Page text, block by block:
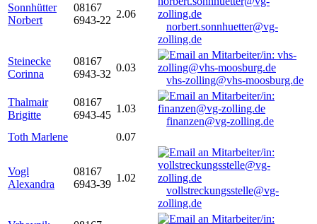
Sonnhütter
Norbert
08167
6943-22
2.06
norbert.sonnhuetter@vg-
zolling.de
Steinecke
Corinna
08167
6943-32
0.03
vhs-zolling@vhs-moosburg.de
Thalmair
Brigitte
08167
6943-45
1.03
finanzen@vg-zolling.de
Toth Marlene
0.07
Vogl
Alexandra
08167
6943-39
1.02
vollstreckungsstelle@vg-
zolling.de